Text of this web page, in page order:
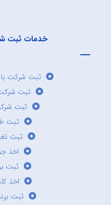
خدمات ثبت
ثبت شرکت
ثبت
ثبت
ثبت
ثبت
اخذ
ثبت
اخذ
ثبت